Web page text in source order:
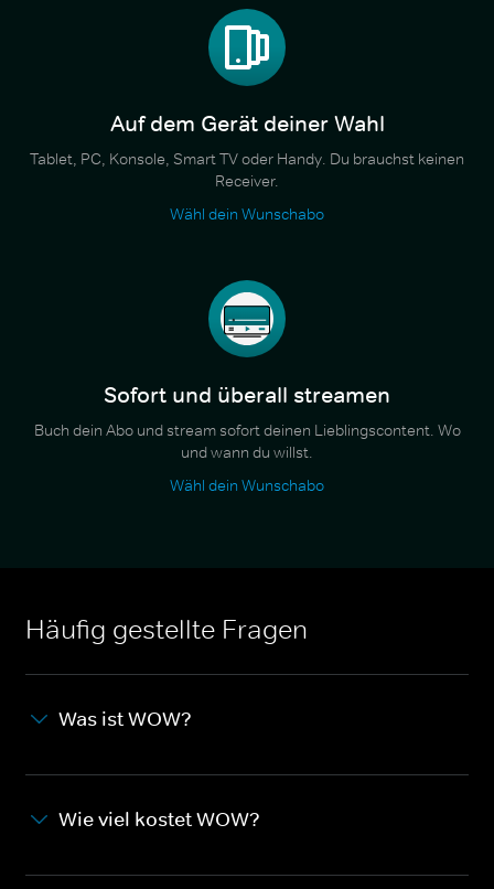
Auf dem Gerät deiner Wahl
Tablet, PC, Konsole, Smart TV oder Handy. Du brauchst keinen
Receiver.
Wähl dein Wunschabo
Sofort und überall streamen
Buch dein Abo und stream sofort deinen Lieblingscontent. Wo
und wann du willst.
Wähl dein Wunschabo
Häufig gestellte Fragen
Was ist WOW?
Wie viel kostet WOW?